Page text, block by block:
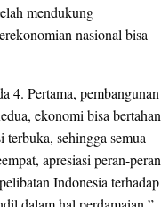
mendukung
nasional bisa
4. Pertama, pembangunan
ekonomi bisa bertahan
sehingga semua
apresiasi peran-peran
Indonesia terhadap